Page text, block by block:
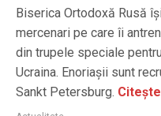
Biserica Ortodoxă Rusă
mercenari pe care îi
din trupele speciale
Ucraina. Enoriașii sunt
Sankt Petersburg.